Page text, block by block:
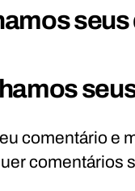
seus
comentário e
comentários